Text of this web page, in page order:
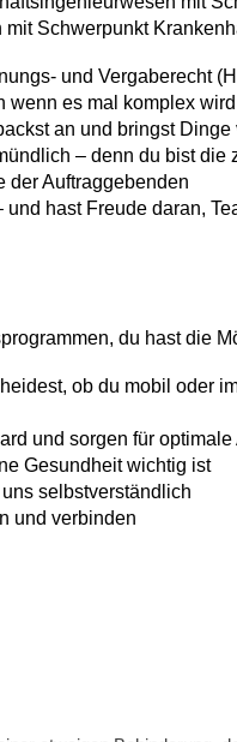
Schwerpunkt
und Vergaberecht
wenn es mal komplex wird
an und bringst Dinge
– denn du bist die
der Auftraggebenden
hast Freude daran,
du hast die
ob du mobil oder
und sorgen für
Gesundheit wichtig ist
selbstverständlich
und verbinden